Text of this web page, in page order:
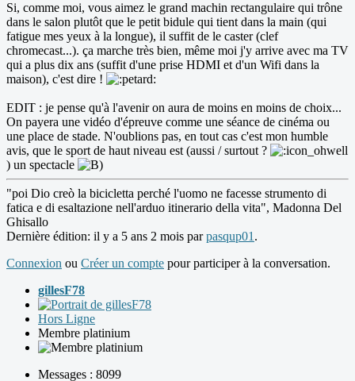
Si, comme moi, vous aimez le grand machin rectangulaire qui trône
dans le salon plutôt que le petit bidule qui tient dans la main (qui
fatigue mes yeux à la longue), il suffit de le caster (clef
chromecast...). ça marche très bien, même moi j'y arrive avec ma TV
qui a plus dix ans (suffit d'une prise HDMI et d'un Wifi dans la
maison), c'est dire !
EDIT : je pense qu'à l'avenir on aura de moins en moins de choix...
On payera une vidéo d'épreuve comme une séance de cinéma ou
une place de stade. N'oublions pas, en tout cas c'est mon humble
avis, que le sport de haut niveau est (aussi / surtout ?
) un spectacle
"poi Dio creò la bicicletta perché l'uomo ne facesse strumento di
fatica e di esaltazione nell'arduo itinerario della vita", Madonna Del
Ghisallo
Dernière édition: il y a 5 ans 2 mois parpasqup01 .
Connexion ou Créer un compte pour participer à la conversation.
gillesF78
Hors Ligne
Membre platinium
Messages : 8099